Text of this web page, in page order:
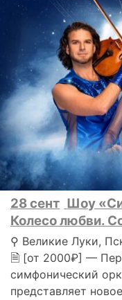
28 сент Шоу
Колесо любви.
⚲ Великие Луки,
🗎 [от 2000₽] —
симфонический
представляет